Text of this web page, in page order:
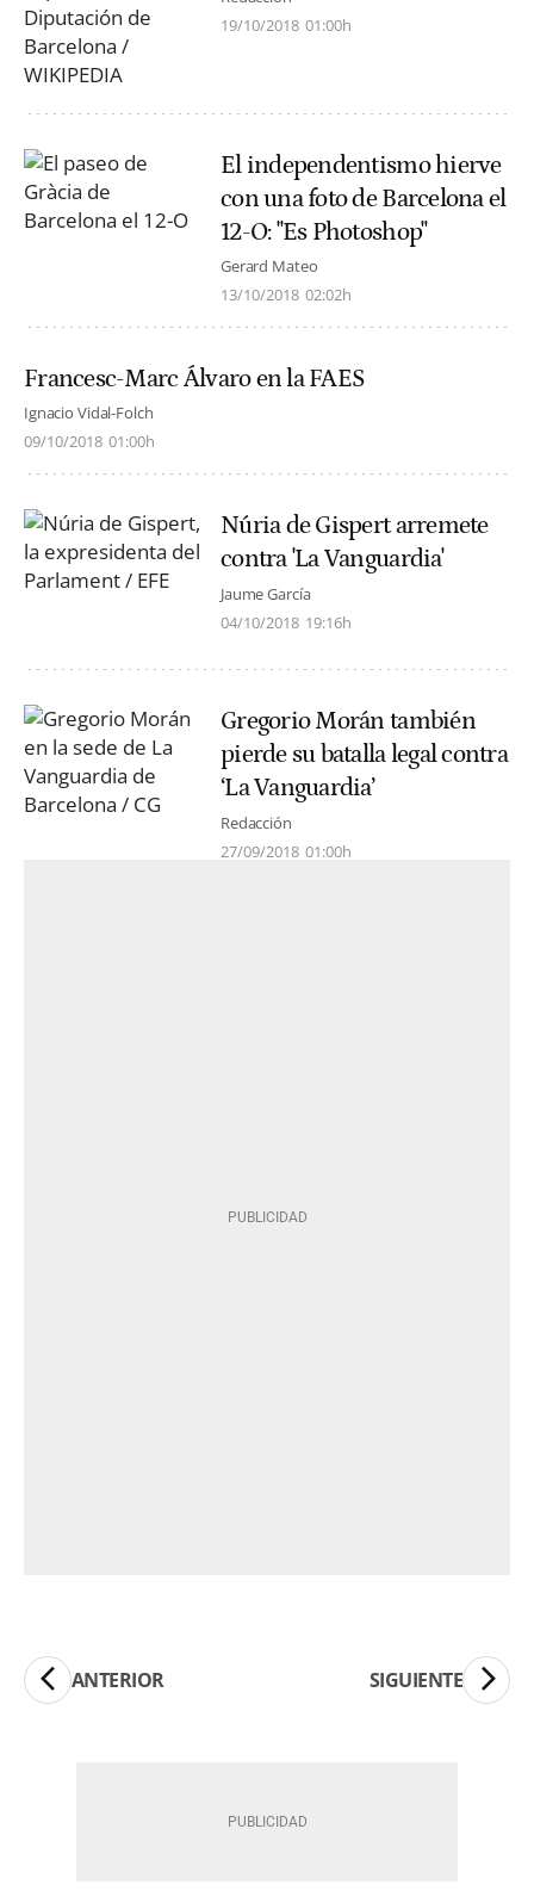
19/10/2018 01:00h
El independentismo hierve
con una foto de Barcelona el
12-O: "Es Photoshop"
Gerard Mateo
13/10/2018 02:02h
Francesc-Marc Álvaro en la FAES
Ignacio Vidal-Folch
09/10/2018 01:00h
Núria de Gispert arremete
contra 'La Vanguardia'
Jaume García
04/10/2018 19:16h
Gregorio Morán también
pierde su batalla legal contra
‘La Vanguardia’
Redacción
27/09/2018 01:00h
ANTERIOR SIGUIENTE